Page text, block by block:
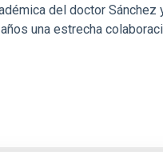
del doctor Sánchez
una estrecha